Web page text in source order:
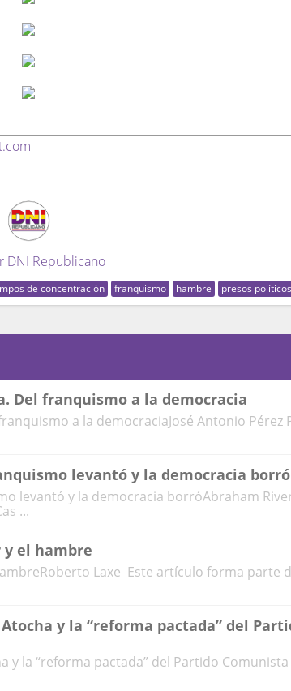
DNI Republicano
de concentración franquismo hambre presos políticos
Del franquismo a la democracia
a la democraciaJosé Antonio Pérez
levantó y la democracia borró
levantó y la democracia borróAbraham
...
y el hambre
Laxe Este artículo forma parte
y la “reforma pactada” del
y la “reforma pactada” del Partido